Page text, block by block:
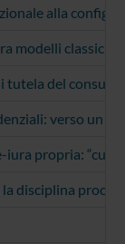
alla
modelli classici e
del
verso un
propria:
disciplina